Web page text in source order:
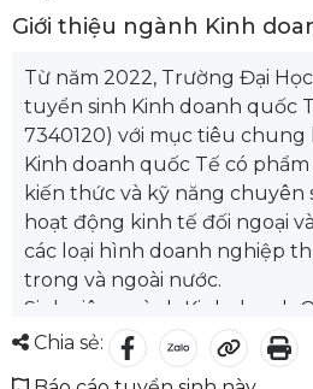
Giới thiệu ngành Kinh
Từ năm 2022, Trường Đại
tuyển sinh Kinh doanh quốc
7340120) với mục tiêu chung
Kinh doanh quốc Tế có phẩm
kiến thức và kỹ năng chuyên
hoạt động kinh tế đối ngoại
các loại hình doanh nghiệp
trong và ngoài nước.
Sinh viên ngành Kinh doanh
bị lý thuyết về phân tích sự
tố mang tính toàn cầu đến
Chia sẻ: